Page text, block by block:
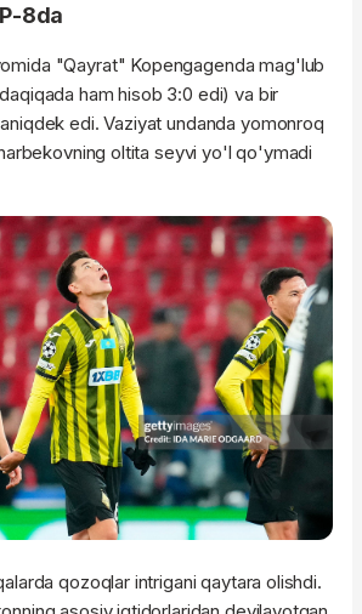
8da
"Qayrat" Kopengagenda mag'lub
ham hisob 3:0 edi) va bir
edi. Vaziyat undanda yomonroq
oltita seyvi yo'l qo'ymadi
qozoqlar intrigani qaytara olishdi.